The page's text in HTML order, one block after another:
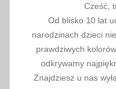
Cześć,
Od blisko 10 lat
narodzinach dzieci
prawdziwych
odkrywamy
Znajdziesz u nas